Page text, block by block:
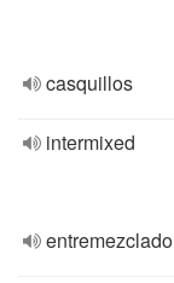
casquillos
intermixed
entremezclado